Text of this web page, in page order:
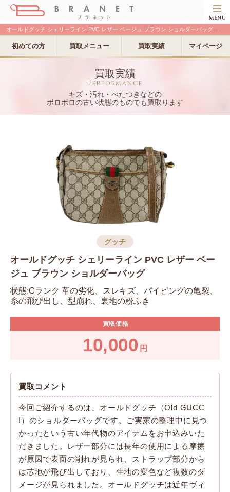
MENU
初めての方 買取メニュー 買取実績 マイページ
買取実績
Performance
キズ・汚れ・べたつきなどの
ボロボロの古い状態のものでも買取ります
グッチ
オールドグッチ シェリーライン PVC レザー ベー
ジュ ブラウン ショルダーバッグ
状態:Cランク 革の劣化、スレキズ、パイピングの亀裂、
糸の飛び出し、型崩れ、裏地の粉ふき
買取価格
10,000 円
買取コメント
今回ご紹介するのは、オールドグッチ（Old GUCC
I）のショルダーバッグです。ご実家の整理中に見つ
かったという古い年代物のアイテムをお申込みいた
だきました。レザー部分には長年の使用による摩擦
が原因で表面の削れが見られ、ストラップ部分から
は芯地が飛び出しており、生地の変色など複数のダ
メージが見られました。オールドグッチは近年ヴィ